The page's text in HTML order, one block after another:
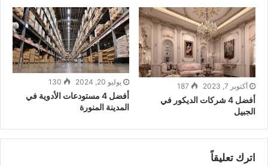
أكتوبر 7, 2023 187
أفضل 4 شركات الديكور في
الجبيل
يوليو 20, 2024 130
أفضل 4 مستودعات الأدوية في
المدينة المنورة
اترك تعليقاً